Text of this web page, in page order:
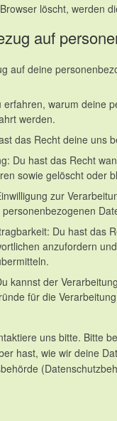
löscht, werden
auf
auf deine
erfahren, warum deine
werden.
das Recht deine uns
Du hast das Recht
sowie gelöscht oder
zur
Du hast das
anzufordern
kannst der
für die
uns bitte. Bitte
hast, wie wir deine